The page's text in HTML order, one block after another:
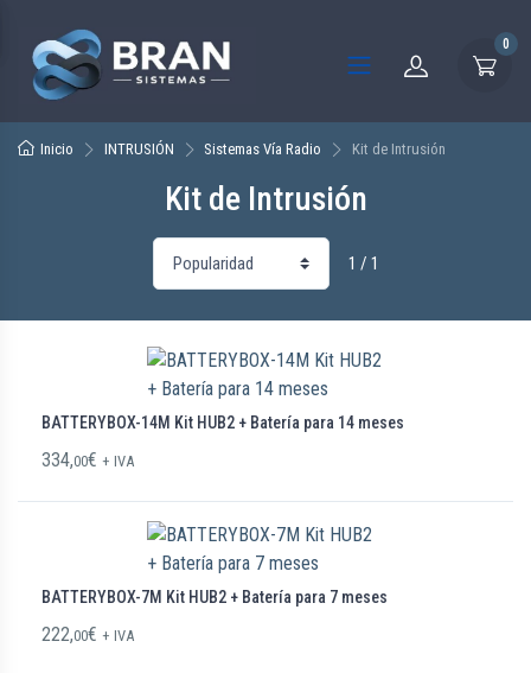
0
Inicio INTRUSIÓN Sistemas Vía Radio Kit de Intrusión
Kit de Intrusión
1 / 1
BATTERYBOX-14M Kit HUB2 + Batería para 14 meses
334,00€ + IVA
BATTERYBOX-7M Kit HUB2 + Batería para 7 meses
222,00€ + IVA